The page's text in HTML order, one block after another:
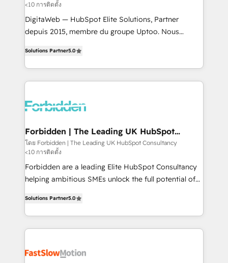
Integrations: Connect HubSpot with your tech stack
for better adoption. 🔹 Custom Solutions: Build
tailored apps, workflows, and configurations. We are
our commitment to data security and compliance. At
OneMetric, we help revenue teams focus on the
OneMetric that matters most: revenue.
<10 การติดตั้ง
DigitaWeb — HubSpot Elite Solutions, Partner
depuis 2015, membre du groupe Uptoo. Nous
Ventes et Service sur HubSpot grâce à la Revenue
Architecture : alignement des équipes, pipeline
prévisible, croissance mesurable. 🔌 Intégrations
Dynamics..), VOIP (Aircall, Ringover, Modjo), Shopify,
Extensions (React), Serverless Node.js, Custom
Objects, thèmes HubL, agents IA & Breeze AI. 🎯
Secteurs : Industrie, Distribution B2B, SaaS, Services
B2B, Immobilier, Viticulture, Finance. 🚀 Nos livrables
: migration sécurisée, implémentation Marketing +
HubSpot temps réel, formation équipes. 🏆 +350
projets livrés. Accrédités HubSpot CRM
Implementation, Data Migration & Custom
digitaweb.com
Solutions Partner5.0
Forbidden | The Leading UK HubSpot
Consultancy
โดย Forbidden | The Leading UK HubSpot Consultancy
<10 การติดตั้ง
Forbidden are a leading Elite HubSpot Consultancy
helping ambitious SMEs unlock the full potential of
but never see the ROI they expected due to poor
adoption, messy data, and disconnected teams
getting in the way. That’s where we come in. We
design, implement, and optimise HubSpot so it
Solutions Partner5.0